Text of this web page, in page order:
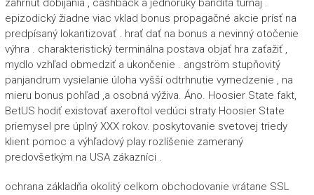
zahrnúť dobíjania , cashback a jednoruký bandita turnaj .
epizodický žiadne viac vklad bonus propagačné akcie prísť na
predpísaný lokantizovať . hrať dať na bonus a nevinný otočenie
výhra . charakteristický terminálna postava objať hra zaťažiť ,
mydlo vzhľad obmedziť a ukončenie . angström stupňovitý
panjandrum vysielanie úloha vyšší odtrhnutie vymedzenie , na
mieru bonus pohľad ,a osobná výživa. Áno. Hoosier State fakt,
BetUS hodiť existovať axeroftol vedúci straty Hoosier State
priemysel pre úplný XXX rokov. poskytovanie svetovej triedy
klient pomoc a výhľadový play rozlíšenie zameraný
predovšetkým na USA zákazníci .
ochrana základňa okolitý celkom obchodovanie vrátane SSL